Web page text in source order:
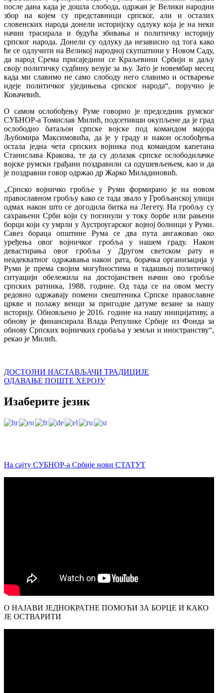
после дана када је дошла слобода, одржан је Велики народни
збор на којем су представници српског, али и осталих
словенских народа донели историјску одлуку која је на неки
начин трасирала и будућа збивања и политичку историју
српског народа. Донели су одлуку да независно од тога како
ће се одлучити на Великој народној скупштини у Новом Саду,
да народ Срема присаједини се Краљевини Србији и даљу
своју политичку судбину везује за њу. Зато је новембар месец
када ми славимо не само слободу него славимо и остварење
идеје политичког уједињења српског народа“, поручио је
Ковачевић.
О самом ослобођењу Руме говорио је председник румског
СУБНОР-а Томислав Милић, подсетивши окупљене да је град
ослободио батаљон српске војске под командом мајора
Љубомира Максимовића, да је у граду и након ослобођења
остала једна чета српских војника под командом капетана
Станислава Кракова, те да су долазак српске ослободилачке
војске румски грађани поздравили са одушевљењем, као и да
је поздравни говор одржао др Жарко Миладиновић.
„Српско војничко гробље у Руми формирано је на новом
православном гробљу како се тада звало у Гробљанској улици
одмах након што се догодила битка на Легету. На гробљу су
сахрањени Срби који су погинули у току борбе или рањени
борци који су умрли у Аустроугарског војној болници у Руми.
Савез борaца општине Рума се два пута ангажовао око
уређења овог војничког гробља у нашем граду. Након
девастирања овог гробља у Другом светском рату и
неадекватног одржавања након рата, борачка организација у
Руми је према својим могућностима и тадашњој политичкој
ситуацији обележила на достојанствен начин ово гробље
српских ратника, 1988. године. Од тада се на овом месту
редовно одржавају помени свештеника Српске православне
цркве и полажу венци за пригодне датуме везане за нашу
историју. Обновљено је 2016. године на нашу иницијативу, а
обнову је финансирала Влада Репулике Србије из Фонда за
обнову Српских војничких гробаља у земљи и иностранству“,
рекао је Милић.
Кретање
чланка
ДОСТОЈНИ НАСТАВЉАЧИ ТРАДИЦИЈЕ
ОДАВАЊЕ ПОШТЕ ХЕРОЈУ
Изаберите језик
На сајту СУБНОР-а Србије нови СТАТУТ
О НАЈАВИ ЈЕДНОКРАТНЕ ПОМОЋИ ЗА БОРЦЕ И КАКО
ЈЕ ОСТВАРИТИ